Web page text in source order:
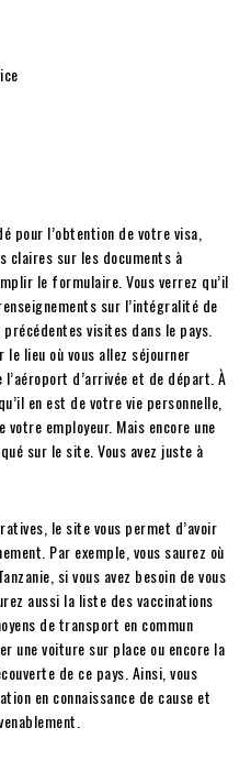
pour l’obtention de votre visa,
claires sur les documents à
le formulaire. Vous verrez qu’il
sur l’intégralité de
visites dans le pays.
le lieu où vous allez séjourner
d’arrivée et de départ. À
en est de votre vie personnelle,
employeur. Mais encore une
sur le site. Vous avez juste à
le site vous permet d’avoir
Par exemple, vous saurez où
si vous avez besoin de vous
aussi la liste des vaccinations
de transport en commun
une voiture sur place ou encore la
de ce pays. Ainsi, vous
en connaissance de cause et